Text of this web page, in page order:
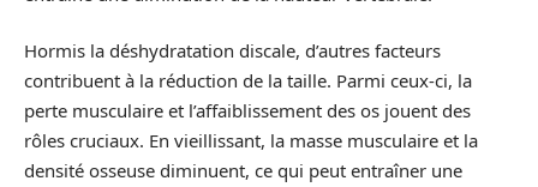
Hormis la déshydratation discale, d’autres facteurs
contribuent à la réduction de la taille. Parmi ceux-ci, la
perte musculaire et l’affaiblissement des os jouent des
rôles cruciaux. En vieillissant, la masse musculaire et la
densité osseuse diminuent, ce qui peut entraîner une